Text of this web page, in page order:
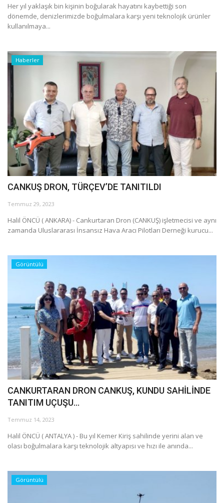
Her yıl yaklaşık bin kişinin boğularak hayatını kaybettiği son
dönemde, denizlerimizde boğulmalara karşı yeni teknolojik ürünler
kullanılmaya...
Haberler
CANKUŞ DRON, TÜRÇEV’DE TANITILDI
Temmuz 29, 2023
Halil ÖNCÜ ( ANKARA) - Cankurtaran Dron (CANKUŞ) işletmecisi ve aynı
zamanda Uluslararası İnsansız Hava Aracı Pilotları Derneği kurucu...
Görüntülü
CANKURTARAN DRON CANKUŞ, KUNDU SAHİLİNDE
TANITIM UÇUŞU...
Temmuz 14, 2023
Halil ÖNCÜ ( ANTALYA ) - Bu yıl Kemer Kiriş sahilinde yerini alan ve
olası boğulmalara karşı teknolojik altyapısı ve hızı ile anında...
Görüntülü